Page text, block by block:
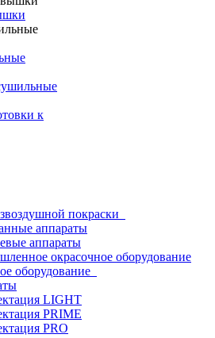
к
покраски
аппараты
аппараты
окрасочное оборудование
оборудование
LIGHT
PRIME
PRO